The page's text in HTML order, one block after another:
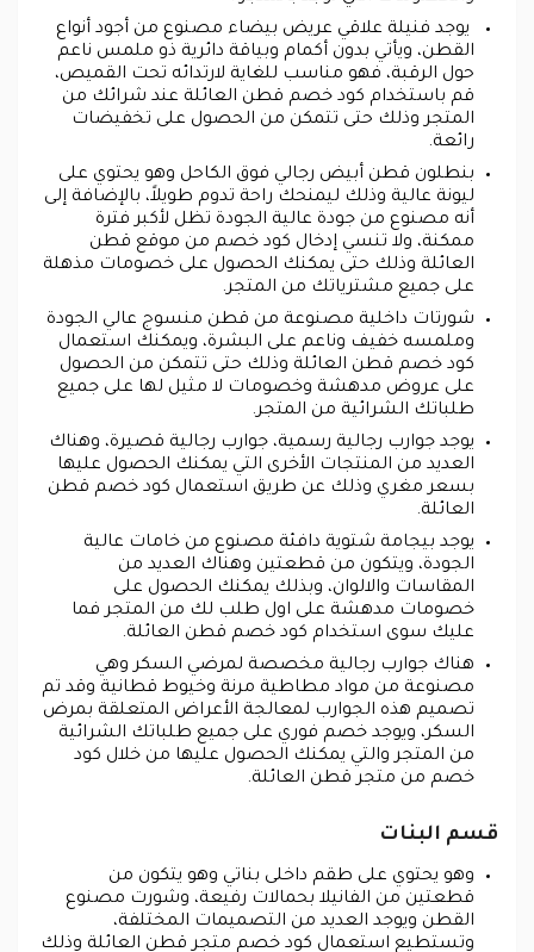
يوجد فنيلة علاقي عريض بيضاء مصنوع من أجود أنواع
القطن، ويأتي بدون أكمام وبياقة دائرية ذو ملمس ناعم
حول الرقبة، فهو مناسب للغاية لارتدائه تحت القميص،
قم باستخدام كود خصم قطن العائلة عند شرائك من
المتجر وذلك حتى تتمكن من الحصول على تخفيضات
رائعة.
بنطلون قطن أبيض رجالي فوق الكاحل وهو يحتوي على
ليونة عالية وذلك ليمنحك راحة تدوم طويلاً، بالإضافة إلى
أنه مصنوع من جودة عالية الجودة تظل لأكبر فترة
ممكنة، ولا تنسي إدخال كود خصم من موقع قطن
العائلة وذلك حتى يمكنك الحصول على خصومات مذهلة
على جميع مشترياتك من المتجر.
شورتات داخلية مصنوعة من قطن منسوج عالي الجودة
وملمسه خفيف وناعم على البشرة، ويمكنك استعمال
كود خصم قطن العائلة وذلك حتى تتمكن من الحصول
على عروض مدهشة وخصومات لا مثيل لها على جميع
طلباتك الشرائية من المتجر.
يوجد جوارب رجالية رسمية، جوارب رجالية قصيرة، وهناك
العديد من المنتجات الأخرى التي يمكنك الحصول عليها
بسعر مغري وذلك عن طريق استعمال كود خصم قطن
العائلة.
يوجد بيجامة شتوية دافئة مصنوع من خامات عالية
الجودة، ويتكون من قطعتين وهناك العديد من
المقاسات والالوان، وبذلك يمكنك الحصول على
خصومات مدهشة على اول طلب لك من المتجر فما
عليك سوى استخدام كود خصم قطن العائلة.
هناك جوارب رجالية مخصصة لمرضي السكر وهي
مصنوعة من مواد مطاطية مرنة وخيوط قطانية وقد تم
تصميم هذه الجوارب لمعالجة الأعراض المتعلقة بمرض
السكر، ويوجد خصم فوري على جميع طلباتك الشرائية
من المتجر والتي يمكنك الحصول عليها من خلال كود
خصم من متجر قطن العائلة.
قسم البنات
وهو يحتوي على طقم داخلى بناتي وهو يتكون من
قطعتين من الفانيلا بحمالات رفيعة، وشورت مصنوع
القطن ويوجد العديد من التصميمات المختلفة،
وتستطيع استعمال كود خصم متجر قطن العائلة وذلك